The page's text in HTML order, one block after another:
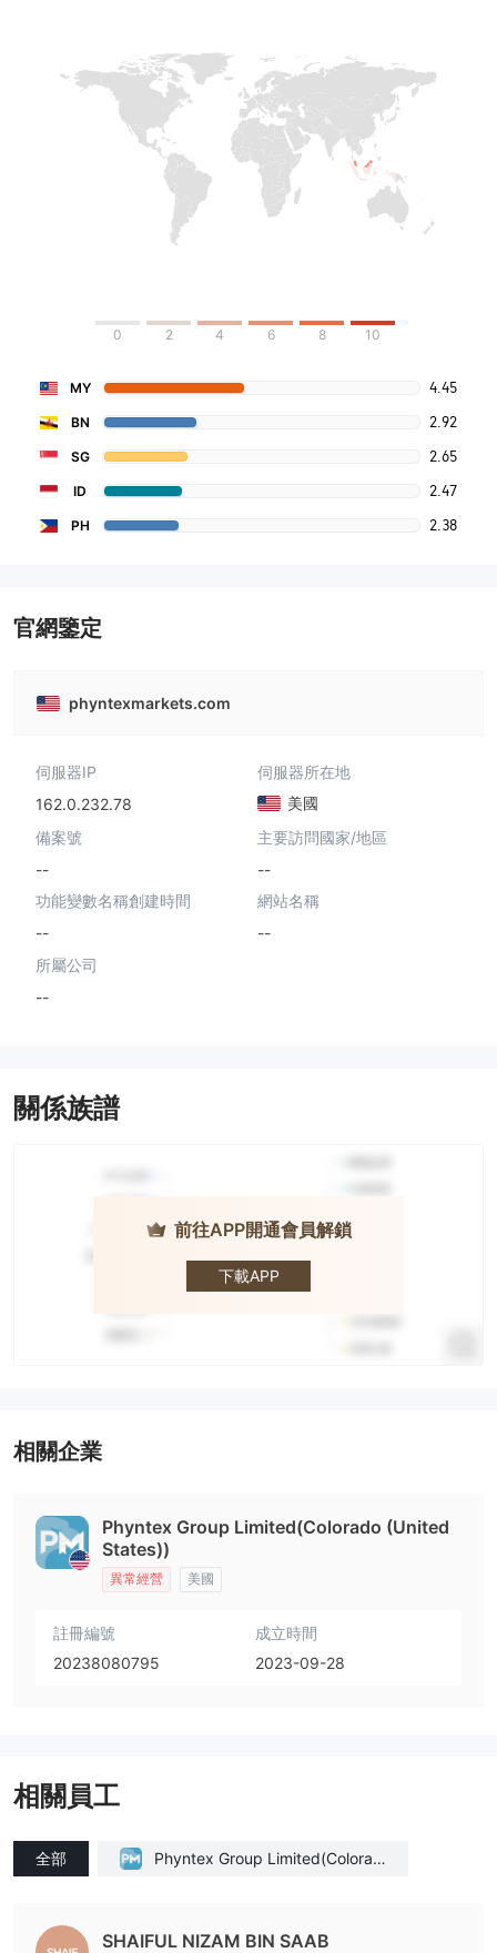
0 2 4 6 8 10
MY 4.45
BN 2.92
SG 2.65
ID 2.47
PH 2.38
官網鑒定
phyntexmarkets.com
伺服器IP
162.0.232.78
伺服器所在地
美國
備案號
--
主要訪問國家/地區
--
功能變數名稱創建時間
--
網站名稱
--
所屬公司
--
關係族譜
前往APP開通會員解鎖
下載APP
相關企業
Phyntex Group Limited(Colorado (United
States))
異常經營 美國
註冊編號
20238080795
成立時間
2023-09-28
相關員工
全部
Phyntex Group Limited(Colorad
SHAIFUL NIZAM BIN SAAB